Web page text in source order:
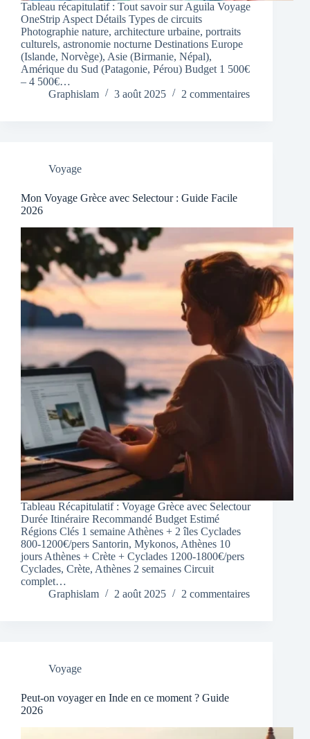
Tableau récapitulatif : Tout savoir sur Aguila Voyage
OneStrip Aspect Détails Types de circuits
Photographie nature, architecture urbaine, portraits
culturels, astronomie nocturne Destinations Europe
(Islande, Norvège), Asie (Birmanie, Népal),
Amérique du Sud (Patagonie, Pérou) Budget 1 500€
– 4 500€…
Graphislam
3 août 2025 2 commentaires
Voyage
Mon Voyage Grèce avec Selectour : Guide Facile
2026
Tableau Récapitulatif : Voyage Grèce avec Selectour
Durée Itinéraire Recommandé Budget Estimé
Régions Clés 1 semaine Athènes + 2 îles Cyclades
800-1200€/pers Santorin, Mykonos, Athènes 10
jours Athènes + Crète + Cyclades 1200-1800€/pers
Cyclades, Crète, Athènes 2 semaines Circuit
complet…
Graphislam
2 août 2025 2 commentaires
Voyage
Peut-on voyager en Inde en ce moment ? Guide
2026